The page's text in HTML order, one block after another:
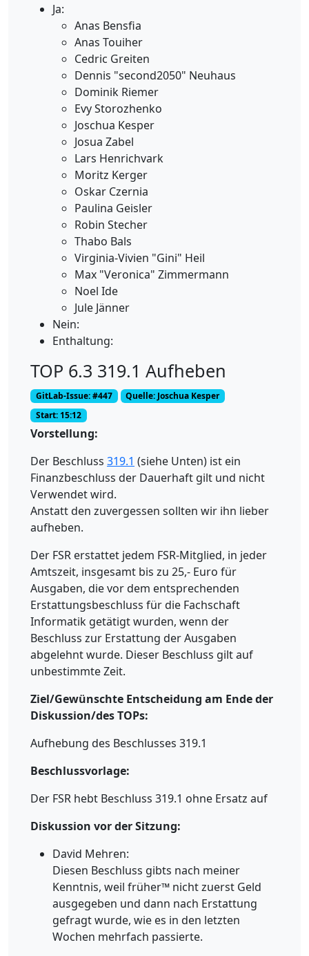
Ja:
Anas Bensfia
Anas Touiher
Cedric Greiten
Dennis "second2050" Neuhaus
Dominik Riemer
Evy Storozhenko
Joschua Kesper
Josua Zabel
Lars Henrichvark
Moritz Kerger
Oskar Czernia
Paulina Geisler
Robin Stecher
Thabo Bals
Virginia-Vivien "Gini" Heil
Max "Veronica" Zimmermann
Noel Ide
Jule Jänner
Nein:
Enthaltung:
TOP 6.3 319.1 Aufheben
GitLab-Issue: #447
Quelle: Joschua Kesper
Start: 15:12
Vorstellung:
Der Beschluss 319.1 (siehe Unten) ist ein
Finanzbeschluss der Dauerhaft gilt und nicht
Verwendet wird.
Anstatt den zuvergessen sollten wir ihn lieber
aufheben.
Der FSR erstattet jedem FSR-Mitglied, in jeder
Amtszeit, insgesamt bis zu 25,- Euro für
Ausgaben, die vor dem entsprechenden
Erstattungsbeschluss für die Fachschaft
Informatik getätigt wurden, wenn der
Beschluss zur Erstattung der Ausgaben
abgelehnt wurde. Dieser Beschluss gilt auf
unbestimmte Zeit.
Ziel/Gewünschte Entscheidung am Ende der
Diskussion/des TOPs:
Aufhebung des Beschlusses 319.1
Beschlussvorlage:
Der FSR hebt Beschluss 319.1 ohne Ersatz auf
Diskussion vor der Sitzung:
David Mehren:
Diesen Beschluss gibts nach meiner
Kenntnis, weil früher™ nicht zuerst Geld
ausgegeben und dann nach Erstattung
gefragt wurde, wie es in den letzten
Wochen mehrfach passierte.